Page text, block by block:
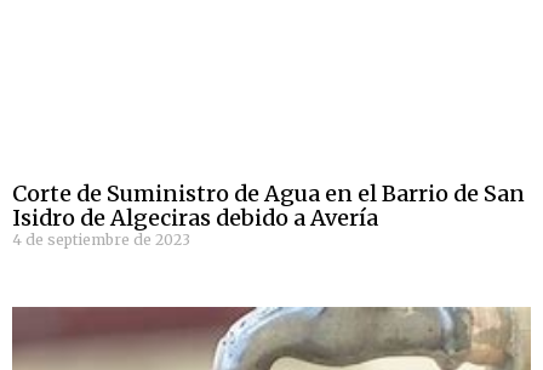
Corte de Suministro de Agua en el Barrio de San
Isidro de Algeciras debido a Avería
4 de septiembre de 2023